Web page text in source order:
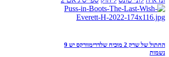
החתול של שרק 2 מוכיח שלדרימוורקס יש 9
נשמות